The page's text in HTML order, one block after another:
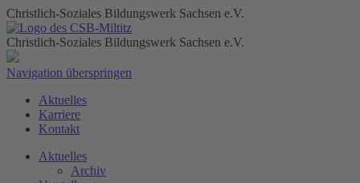
Christlich-Soziales Bildungswerk Sachsen e.V.
Christlich-Soziales Bildungswerk Sachsen e.V.
Navigation überspringen
Aktuelles
Karriere
Kontakt
Aktuelles
Archiv